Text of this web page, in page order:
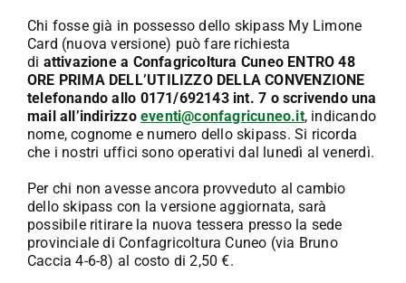
Chi fosse già in possesso dello skipass My Limone
Card (nuova versione) può fare richiesta
di attivazione a Confagricoltura Cuneo ENTRO 48
ORE PRIMA DELL’UTILIZZO DELLA CONVENZIONE
telefonando allo 0171/692143 int. 7 o scrivendo una
mail all’indirizzo eventi@confagricuneo.it, indicando
nome, cognome e numero dello skipass. Si ricorda
che i nostri uffici sono operativi dal lunedì al venerdì.
Per chi non avesse ancora provveduto al cambio
dello skipass con la versione aggiornata, sarà
possibile ritirare la nuova tessera presso la sede
provinciale di Confagricoltura Cuneo (via Bruno
Caccia 4-6-8) al costo di 2,50 €.